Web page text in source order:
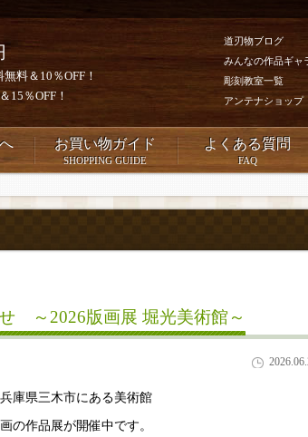
料＆10％OFF！
15％OFF！
道刃物ブログ
みんなの作品ギャ
彫刻教室一覧
アンテナショップ
お買い物ガイド
SHOPPING GUIDE
よくある質問
FAQ
～2026版画展 堀光美術館～
庫県三木市にある美術館
の作品展が開催中です。